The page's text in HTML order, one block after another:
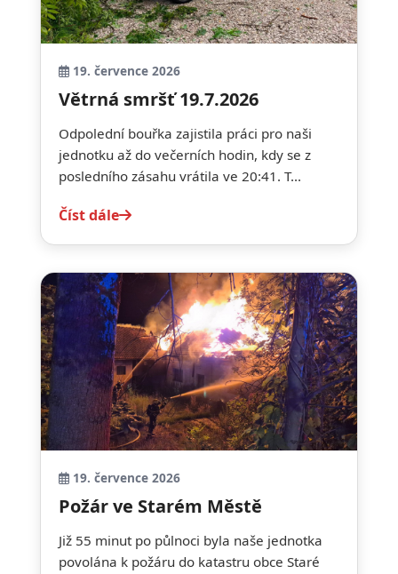
19. července 2026
Větrná smršť 19.7.2026
Odpolední bouřka zajistila práci pro naši
jednotku až do večerních hodin, kdy se z
posledního zásahu vrátila ve 20:41. T...
Číst dále
19. července 2026
Požár ve Starém Městě
Již 55 minut po půlnoci byla naše jednotka
povolána k požáru do katastru obce Staré